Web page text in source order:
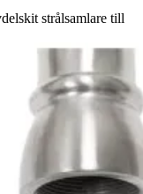
strålsamlare till